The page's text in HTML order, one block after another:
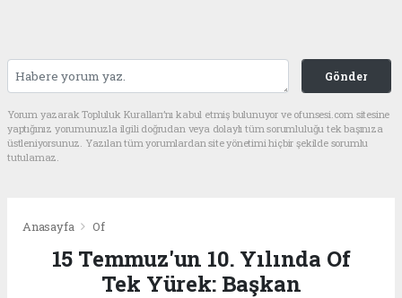
Gönder
Yorum yazarak Topluluk Kuralları’nı kabul etmiş bulunuyor ve ofunsesi.com sitesine
yaptığınız yorumunuzla ilgili doğrudan veya dolaylı tüm sorumluluğu tek başınıza
üstleniyorsunuz. Yazılan tüm yorumlardan site yönetimi hiçbir şekilde sorumlu
tutulamaz.
Anasayfa Of
15 Temmuz'un 10. Yılında Of
Tek Yürek: Başkan